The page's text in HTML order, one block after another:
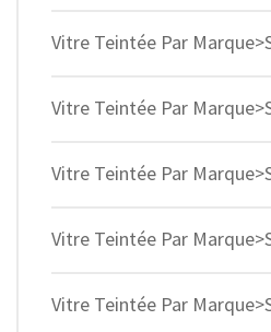
Vitre Teintée Par
Vitre Teintée Par
Vitre Teintée Par
Vitre Teintée Par
Vitre Teintée Par